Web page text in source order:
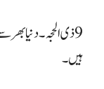
9 ذی الحجہ۔ دنیا
ہیں۔